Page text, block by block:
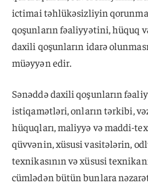
ictimai təhlükəsizliyin
qoşunların fəaliyyətini, hüquq
daxili qoşunların idarə
müəyyən edir.
Sənəddə daxili qoşunların
istiqamətləri, onların tərkibi,
hüquqları, maliyyə və maddi-
qüvvənin, xüsusi vasitələrin,
texnikasının və xüsusi
cümlədən bütün bunlara